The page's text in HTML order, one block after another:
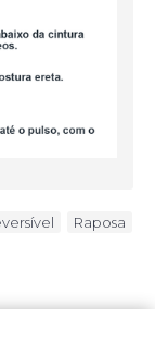
Raposa